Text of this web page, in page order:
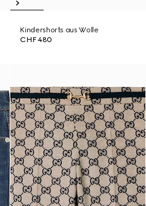
Kindershorts aus Wolle
CHF 480